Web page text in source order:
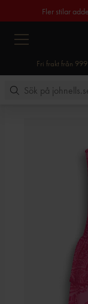
Fler stilar
Fri frakt från